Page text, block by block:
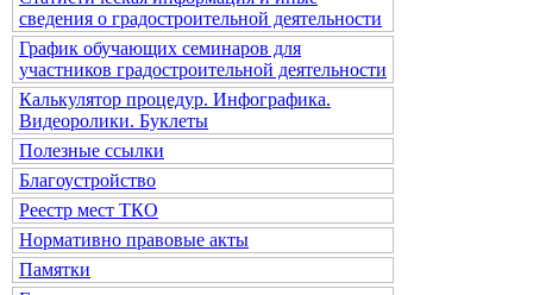
сведения о градостроительной деятельности
График обучающих семинаров для
участников градостроительной деятельности
Калькулятор процедур. Инфографика.
Видеоролики. Буклеты
Полезные ссылки
Благоустройство
Реестр мест ТКО
Нормативно правовые акты
Памятки